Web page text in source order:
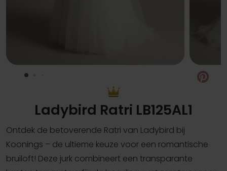
Ladybird Ratri LB125AL1
Ontdek de betoverende Ratri van Ladybird bij
Koonings – de ultieme keuze voor een romantische
bruiloft! Deze jurk combineert een transparante